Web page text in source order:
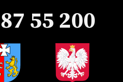
55 200